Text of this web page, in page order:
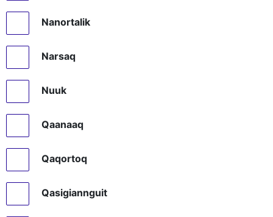
Nanortalik
Narsaq
Nuuk
Qaanaaq
Qaqortoq
Qasigiannguit